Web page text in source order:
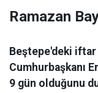
Ramazan
Beştepe'deki iftar
Cumhurbaşkanı
9 gün olduğunu